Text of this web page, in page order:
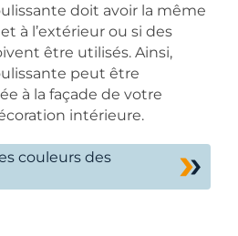
doit avoir la même
à l’extérieur ou si des
être utilisés. Ainsi,
peut être
à la façade de votre
intérieure.
couleurs des